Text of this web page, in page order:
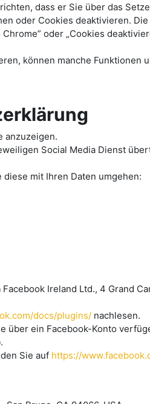
dass er Sie über das
oder Cookies deaktivieren.
oder „Cookies
können manche
anzuzeigen.
Social Media Dienst
mit Ihren Daten umgehen:
Ireland Ltd., 4 Grand
docs/plugins/ nachlesen.
ein Facebook-Konto
Sie auf https://